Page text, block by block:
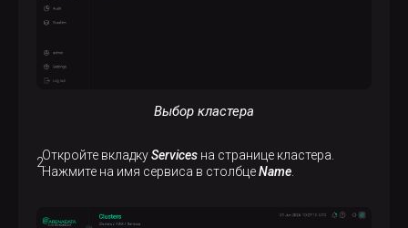
Выбор кластера
Откройте вкладкуServices на странице кластера.
Нажмите на имя сервиса в столбцеName